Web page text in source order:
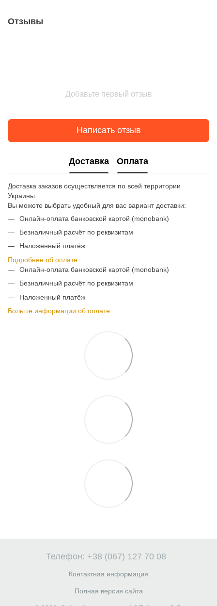
Отзывы
Добавьте первый отзыв
Написать отзыв
Доставка Оплата
Доставка заказов осуществляется по всей территории
Украины.
Вы можете выбрать удобный для вас вариант доставки:
Онлайн-оплата банковской картой (monobank)
Безналичный расчёт по реквизитам
Наложенный платёж
Подробнее об оплате
Онлайн-оплата банковской картой (monobank)
Безналичный расчёт по реквизитам
Наложенный платёж
Больше информации об оплате
Телефон: +38 (067) 127 70 08
Контактная информация
Полная версия сайта